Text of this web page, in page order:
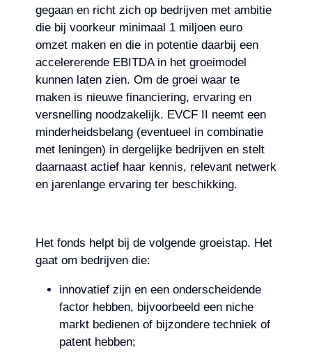
gegaan en richt zich op bedrijven met ambitie
die bij voorkeur minimaal 1 miljoen euro
omzet maken en die in potentie daarbij een
accelererende EBITDA in het groeimodel
kunnen laten zien. Om de groei waar te
maken is nieuwe financiering, ervaring en
versnelling noodzakelijk. EVCF II neemt een
minderheidsbelang (eventueel in combinatie
met leningen) in dergelijke bedrijven en stelt
daarnaast actief haar kennis, relevant netwerk
en jarenlange ervaring ter beschikking.
Het fonds helpt bij de volgende groeistap. Het
gaat om bedrijven die:
innovatief zijn en een onderscheidende
factor hebben, bijvoorbeeld een niche
markt bedienen of bijzondere techniek of
patent hebben;